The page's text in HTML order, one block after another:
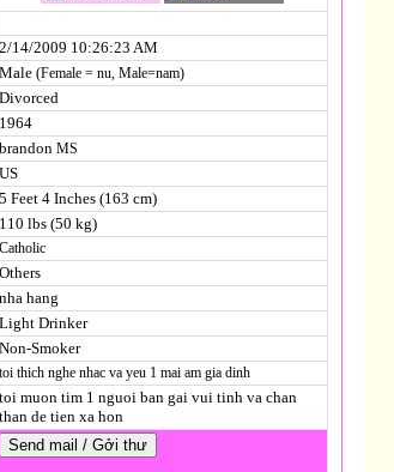
2/14/2009 10:26:23 AM
Male (Female = nu, Male=nam)
Divorced
1964
brandon MS
US
5 Feet 4 Inches (163 cm)
110 lbs (50 kg)
Catholic
Others
nha hang
Light Drinker
Non-Smoker
toi thich nghe nhac va yeu 1 mai am gia dinh
toi muon tim 1 nguoi ban gai vui tinh va chan
than de tien xa hon